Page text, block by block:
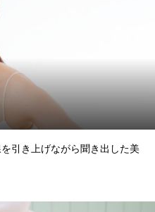
引き上げながら聞き出した美